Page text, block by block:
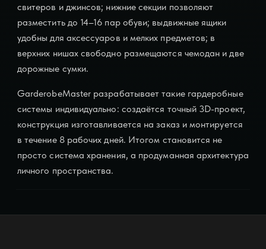
свитеров и джинсов; нижние секции позволяют
разместить до 14–16 пар обуви; выдвижные ящики
удобны для аксессуаров и мелких предметов; в
верхних нишах свободно размещаются чемодан и две
дорожные сумки.
GarderobeMaster разрабатывает такие гардеробные
системы индивидуально: создаётся точный 3D-проект,
конструкция изготавливается на заказ и монтируется
в течение 8 рабочих дней. Итогом становится не
просто система хранения, а продуманная архитектура
личного пространства.